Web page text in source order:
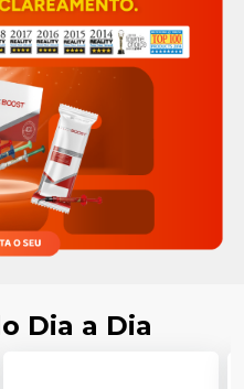
Dia a Dia